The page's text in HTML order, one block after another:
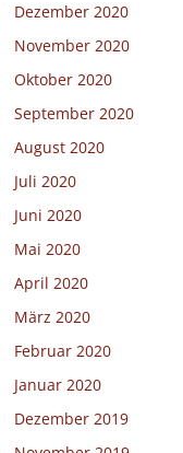
Dezember 2020
November 2020
Oktober 2020
September 2020
August 2020
Juli 2020
Juni 2020
Mai 2020
April 2020
März 2020
Februar 2020
Januar 2020
Dezember 2019